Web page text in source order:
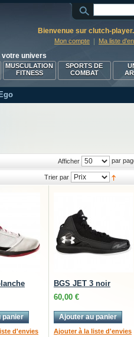
Bienvenue sur clutch-
Mon compte Ma liste
votre univers
MUSCULATION
FITNESS
SPORTS DE
COMBAT
Afficher par
Trier par
panier
d'envies
BGS JET 3 noir
60,00 €
Ajouter au panier
Ajouter à la liste d'envies